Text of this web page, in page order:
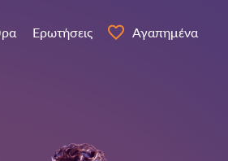
Ερωτήσεις Αγαπημένα